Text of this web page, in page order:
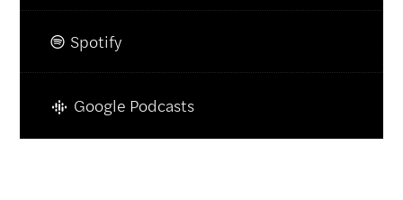
 Spotify
Google Podcasts